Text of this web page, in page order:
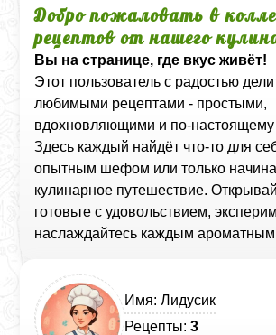
Добро пожаловать в
рецептов от нашего
Вы на странице, где вкус живёт!
Этот пользователь с радостью
любимыми рецептами - простыми,
вдохновляющими и по-настоящему
Здесь каждый найдёт что-то для
опытным шефом или только
кулинарное путешествие.
готовьте с удовольствием,
наслаждайтесь каждым
Имя: Лидусик
Рецепты:3